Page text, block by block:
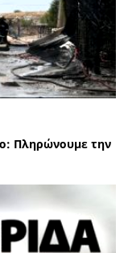
Πληρώνουμε την